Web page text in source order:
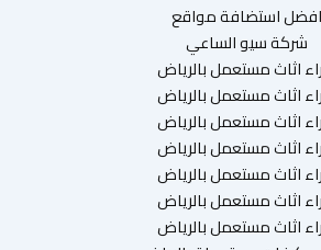
افضل استضافة مواقع
شركة سيو الساعي
اثاث مستعمل بالرياض
اثاث مستعمل بالرياض
اثاث مستعمل بالرياض
اثاث مستعمل بالرياض
اثاث مستعمل بالرياض
اثاث مستعمل بالرياض
اثاث مستعمل بالرياض